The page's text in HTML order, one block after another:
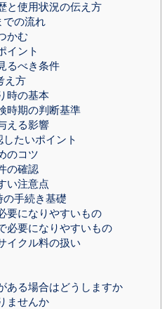
と使用状況の伝え方
での流れ
かむ
イント
るべき条件
え方
時の基本
時期の判断基準
える影響
たいポイント
のコツ
の確認
い注意点
手続き基礎
要になりやすいもの
必要になりやすいもの
イクル料の扱い
ある場合はどうしますか
ませんか